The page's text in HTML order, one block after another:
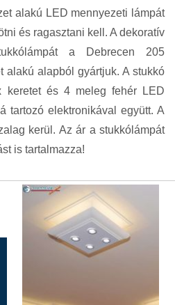
alakú LED mennyezeti lámpát
és ragasztani kell. A dekoratív
a Debrecen 205
alakú alapból gyártjuk. A stukkó
keretet és 4 meleg fehér LED
tartozó elektronikával együtt. A
kerül. Az ár a stukkólámpát
is tartalmazza!